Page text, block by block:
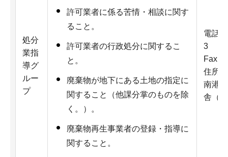
処分
業指
導グ
ルー
プ
許可業者に係る苦情・相談に関す
ること。
許可業者の行政処分に関するこ
と。
廃棄物が地下にある土地の指定に
関すること（他課分掌のものを除
く。）。
廃棄物再生事業者の登録・指導に
関すること。
電話
3
Fax：
住所
南港
舎（